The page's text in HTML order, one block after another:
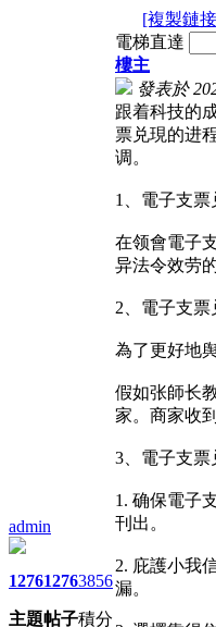
[複製鏈
admin
1276
主題
1276
帖子
3856
積分
電梯直達
樓主
發表於
跟着科技的
票兑現的进
调。
1、電子支
在领會電子
异法令效劳
2、電子支票
為了更好地
假如张師长
家。商家收
3、電子支
1. 确保電子
刊出。
2. 庇護小我
漏。